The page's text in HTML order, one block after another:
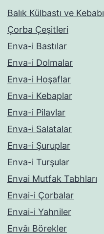
Balık Külbastı ve Kebabı
Çorba Çeşitleri
Enva-i Bastılar
Enva-i Dolmalar
Enva-i Hoşaflar
Enva-i Kebaplar
Enva-i Pilavlar
Enva-i Salatalar
Enva-i Şuruplar
Enva-i Turşular
Envai Mutfak Tabhları
Envai-i Çorbalar
Envai-i Yahniler
Envâı Börekler